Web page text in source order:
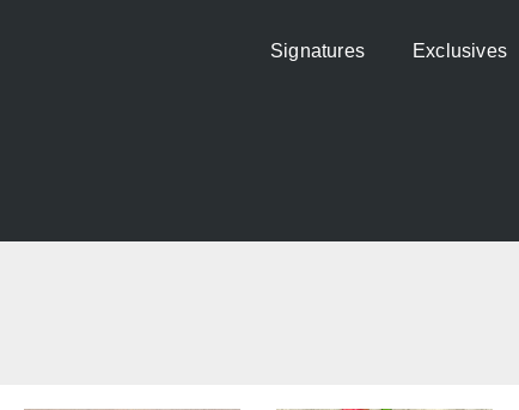
Signatures Exclusives